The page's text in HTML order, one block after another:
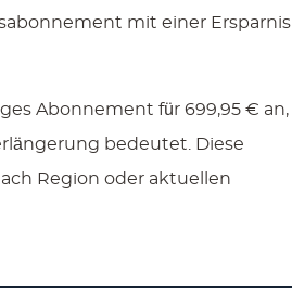
mit einer Ersparnis
Abonnement für 699,95 € an,
bedeutet. Diese
Region oder aktuellen